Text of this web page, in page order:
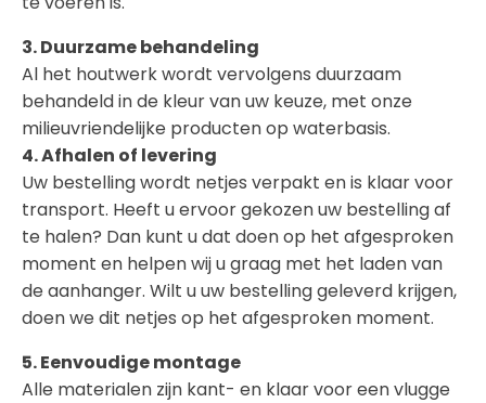
3. Duurzame behandeling
Al het houtwerk wordt vervolgens duurzaam
behandeld in de kleur van uw keuze, met onze
milieuvriendelijke producten op waterbasis.
4. Afhalen of levering
Uw bestelling wordt netjes verpakt en is klaar voor
transport. Heeft u ervoor gekozen uw bestelling af
te halen? Dan kunt u dat doen op het afgesproken
moment en helpen wij u graag met het laden van
de aanhanger. Wilt u uw bestelling geleverd krijgen,
doen we dit netjes op het afgesproken moment.
5. Eenvoudige montage
Alle materialen zijn kant- en klaar voor een vlugge